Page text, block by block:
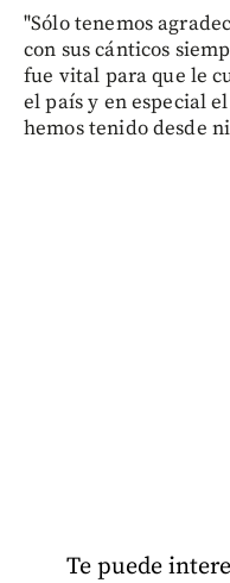
"Sólo tenemos
con sus cánticos
fue vital para que le
el país y en especial
hemos tenido desde
Te puede